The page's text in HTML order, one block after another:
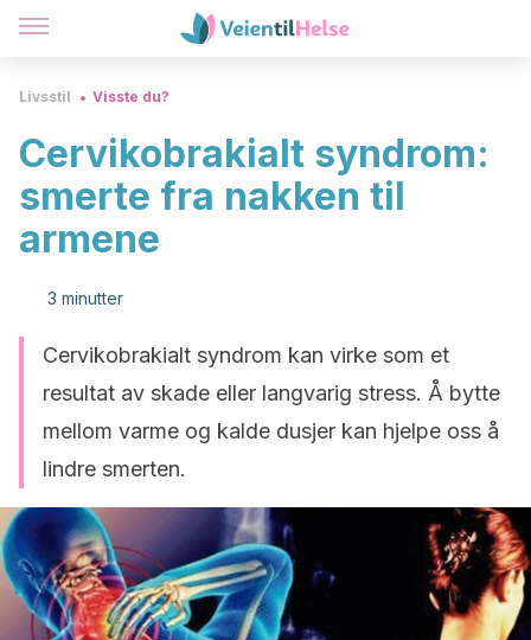
Livsstil Visste du?
Cervikobrakialt syndrom:
smerte fra nakken til
armene
3 minutter
Cervikobrakialt syndrom kan virke som et
resultat av skade eller langvarig stress. Å bytte
mellom varme og kalde dusjer kan hjelpe oss å
lindre smerten.